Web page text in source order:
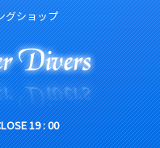
グショップ
19 : 00